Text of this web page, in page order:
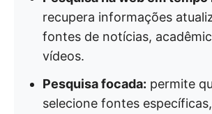
recupera informações
fontes de notícias,
vídeos.
Pesquisa focada: permite
selecione fontes